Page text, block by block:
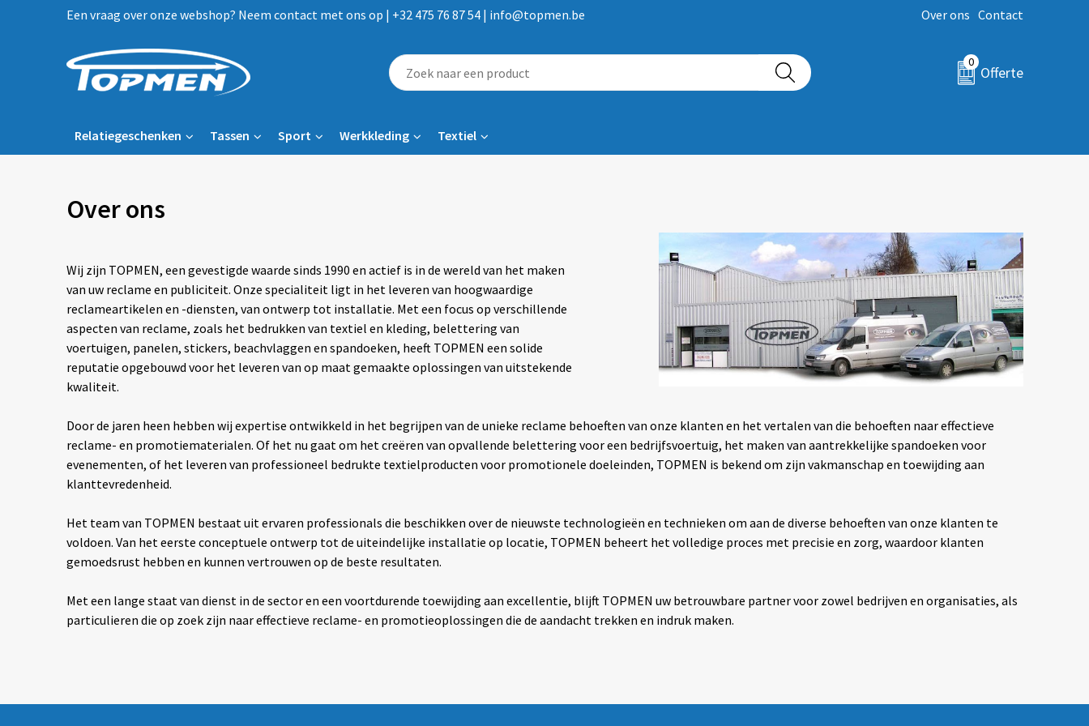
Een vraag over onze webshop? Neem contact met ons op | +32 475 76 87 54 | info@topmen.be Over ons Contact
0
Offerte
Relatiegeschenken Tassen Sport Werkkleding Textiel
Over ons
Wij zijn TOPMEN, een gevestigde waarde sinds 1990 en actief is in de wereld van het maken
van uw reclame en publiciteit. Onze specialiteit ligt in het leveren van hoogwaardige
reclameartikelen en -diensten, van ontwerp tot installatie. Met een focus op verschillende
aspecten van reclame, zoals het bedrukken van textiel en kleding, belettering van
voertuigen, panelen, stickers, beachvlaggen en spandoeken, heeft TOPMEN een solide
reputatie opgebouwd voor het leveren van op maat gemaakte oplossingen van uitstekende
kwaliteit.
Door de jaren heen hebben wij expertise ontwikkeld in het begrijpen van de unieke reclame behoeften van onze klanten en het vertalen van die behoeften naar effectieve
reclame- en promotiematerialen. Of het nu gaat om het creëren van opvallende belettering voor een bedrijfsvoertuig, het maken van aantrekkelijke spandoeken voor
evenementen, of het leveren van professioneel bedrukte textielproducten voor promotionele doeleinden, TOPMEN is bekend om zijn vakmanschap en toewijding aan
klanttevredenheid.
Het team van TOPMEN bestaat uit ervaren professionals die beschikken over de nieuwste technologieën en technieken om aan de diverse behoeften van onze klanten te
voldoen. Van het eerste conceptuele ontwerp tot de uiteindelijke installatie op locatie, TOPMEN beheert het volledige proces met precisie en zorg, waardoor klanten
gemoedsrust hebben en kunnen vertrouwen op de beste resultaten.
Met een lange staat van dienst in de sector en een voortdurende toewijding aan excellentie, blijft TOPMEN uw betrouwbare partner voor zowel bedrijven en organisaties, als
particulieren die op zoek zijn naar effectieve reclame- en promotieoplossingen die de aandacht trekken en indruk maken.